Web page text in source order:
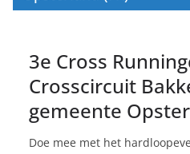
3e Cross
Crosscircuit
gemeente
Doe mee met het